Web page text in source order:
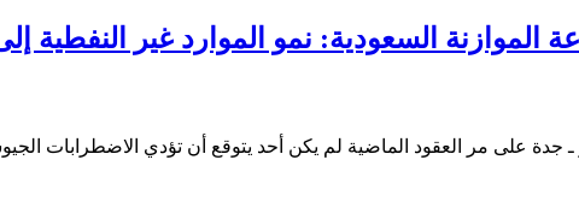
ـ جدة على مر العقود الماضية لم يكن أحد يتوقع أن تؤدي